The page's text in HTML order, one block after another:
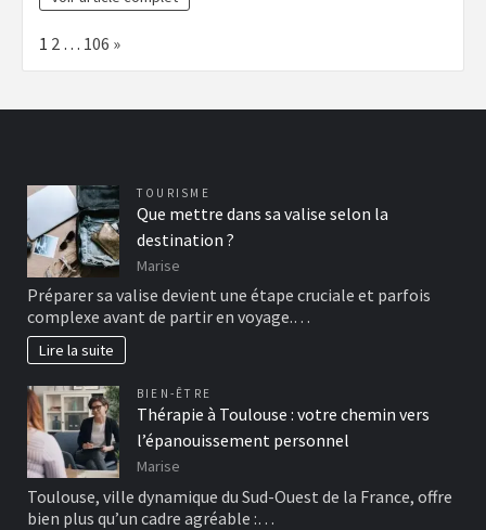
Page:
1 2 … 106 Next
»
TOURISME
Que mettre dans sa valise selon la
destination ?
Marise
Préparer sa valise devient une étape cruciale et parfois
complexe avant de partir en voyage.…
Lire la suite
BIEN-ÊTRE
Thérapie à Toulouse : votre chemin vers
l’épanouissement personnel
Marise
Toulouse, ville dynamique du Sud-Ouest de la France, offre
bien plus qu’un cadre agréable :…